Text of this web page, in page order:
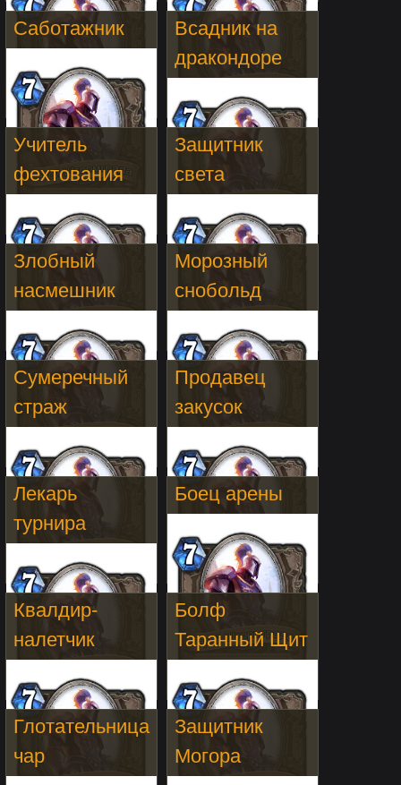
Саботажник
Всадник на
дракондоре
Учитель
фехтования
Защитник
света
Злобный
насмешник
Морозный
снобольд
Сумеречный
страж
Продавец
закусок
Лекарь
турнира
Боец арены
Квалдир-
налетчик
Болф
Таранный Щит
Глотательница
чар
Защитник
Могора